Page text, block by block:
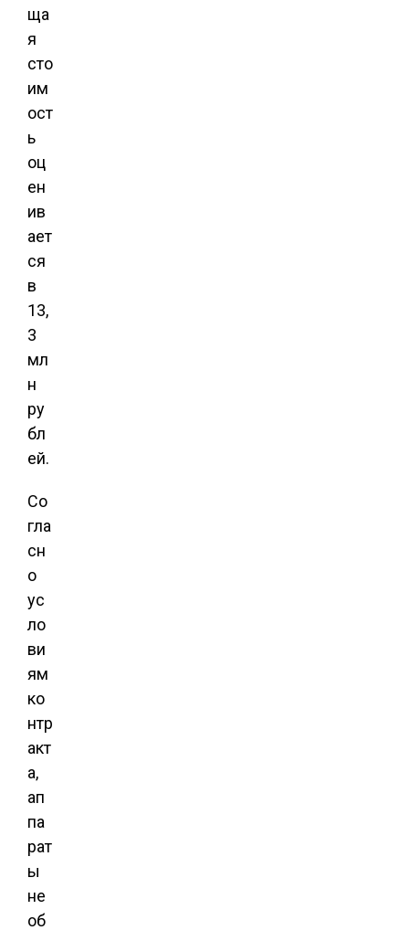
ща
я
сто
им
ост
ь
оц
ен
ив
ает
ся
в
13,
3
мл
н
ру
бл
ей.
Со
гла
сн
о
ус
ло
ви
ям
ко
нтр
акт
а,
ап
па
рат
ы
не
об